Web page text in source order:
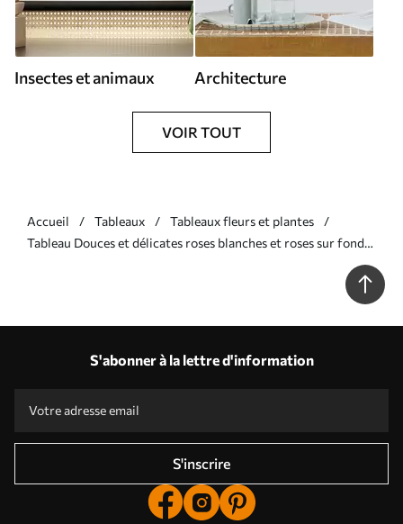
Insectes et animaux Architecture
VOIR TOUT
Accueil Tableaux
Tableaux fleurs et plantes
Tableau Douces et délicates roses blanches et roses sur fond
S'abonner à la lettre d'information
S'inscrire